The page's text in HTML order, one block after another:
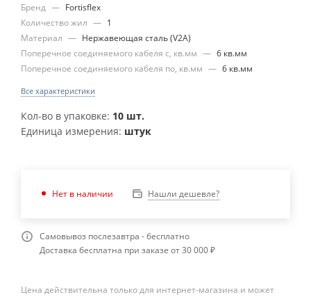
Бренд — Fortisflex
Количество жил — 1
Материал — Нержавеющая сталь (V2A)
Поперечное соединяемого кабеля с, кв.мм — 6 кв.мм
Поперечное соединяемого кабеля по, кв.мм — 6 кв.мм
Все характеристики
Кол-во в упаковке: 10 шт.
Единица измерения: штук
Нет в наличии Нашли дешевле?
Самовывоз послезавтра - бесплатно
Доставка бесплатна при заказе от 30 000 ₽
Цена действительна только для интернет-магазина и может